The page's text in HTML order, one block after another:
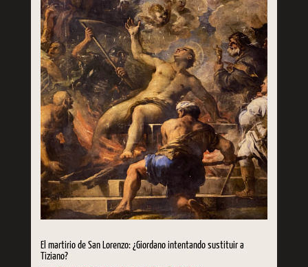
El martirio de San Lorenzo: ¿Giordano intentando sustituir a
Tiziano?